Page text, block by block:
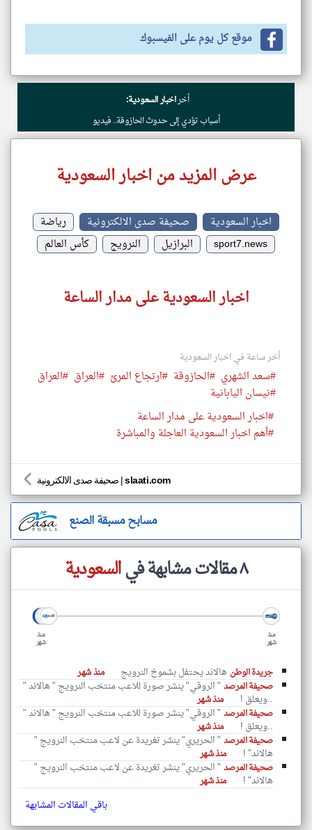
موقع كل يوم على الفيسبوك
أخراخبار السعودية:
أسباب تؤدي إلى حدوث الحازوقة.. فيديو
عرض المزيد من اخبار السعودية
اخبار السعودية صحيفة صدى الالكترونية
رياضة
sport7.news
البرازيل النرويج كأس العالم
اخبار السعودية على مدار الساعة
أخر ساعة في اخبار السعودية
#سعد الشهري #الحازوقة #ارتجاع المرئ #العراق #العراق
#نيسان اليابانية
#اخبار السعودية على مدار الساعة
#أهم اخبار السعودية العاجلة والمباشرة
صحيفة صدى الالكترونية |slaati.com
مسابح مسبقة الصنع
٨ مقالات مشابهة في السعودية
منذ
شهر
منذ
شهر
جريدة الوطن هالاند يحتفل بشموخ النرويج
منذ شهر
صحيفة المرصد " الروقي" ينشر صورة للاعب منتخب النرويج " هالاند "
..ويعلق !
منذ شهر
صحيفة المرصد " الروقي" ينشر صورة للاعب منتخب النرويج " هالاند "
..ويعلق !
منذ شهر
صحيفة المرصد " الحريري" ينشر تغريدة عن لاعب منتخب النرويج "
هالاند" !
منذ شهر
صحيفة المرصد " الحريري" ينشر تغريدة عن لاعب منتخب النرويج "
هالاند" ! منذ شهر
باقي المقالات المشابهة